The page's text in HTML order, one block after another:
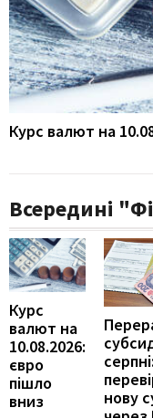
Курс валют на
Всередині
Курс
валют на
10.08.2026:
євро
пішло
вниз
нову